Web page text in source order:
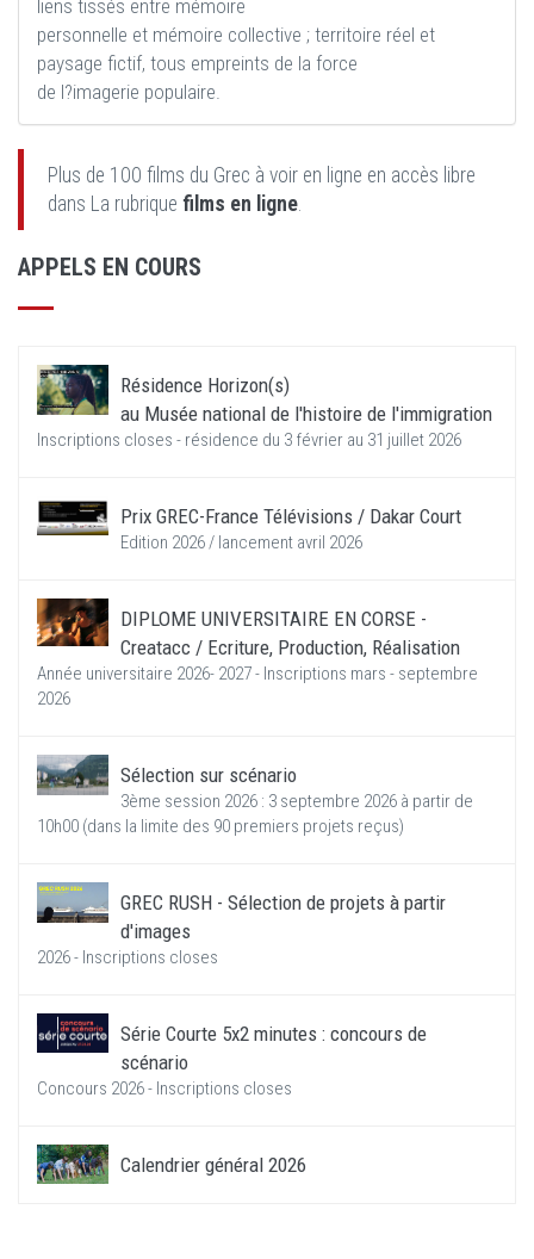
liens tissés entre mémoire
personnelle et mémoire collective ; territoire réel et
paysage fictif, tous empreints de la force
de l?imagerie populaire.
Plus de 100 films du Grec à voir en ligne en accès libre
dans La rubrique films en ligne.
APPELS EN COURS
Résidence Horizon(s)
au Musée national de l'histoire de l'immigration
Inscriptions closes - résidence du 3 février au 31 juillet 2026
Prix GREC-France Télévisions / Dakar Court
Edition 2026 / lancement avril 2026
DIPLOME UNIVERSITAIRE EN CORSE -
Creatacc / Ecriture, Production, Réalisation
Année universitaire 2026- 2027 - Inscriptions mars - septembre
2026
Sélection sur scénario
3ème session 2026 : 3 septembre 2026 à partir de
10h00 (dans la limite des 90 premiers projets reçus)
GREC RUSH - Sélection de projets à partir
d'images
2026 - Inscriptions closes
Série Courte 5x2 minutes : concours de
scénario
Concours 2026 - Inscriptions closes
Calendrier général 2026